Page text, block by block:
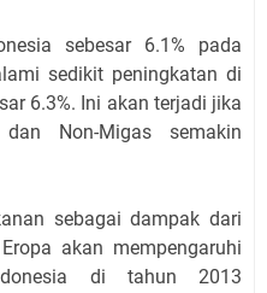
sebesar 6.1% pada
sedikit peningkatan di
6.3%. Ini akan terjadi jika
Non-Migas semakin
sebagai dampak dari
akan mempengaruhi
di tahun 2013